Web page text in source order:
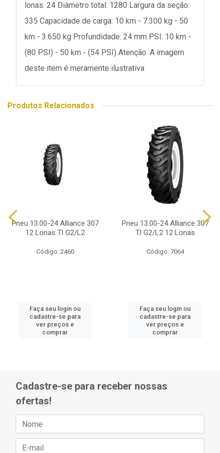
lonas: 24 Diâmetro total: 1280 Largura da seção:
335 Capacidade de carga: 10 km - 7.300 kg - 50
km - 3.650 kg Profundidade: 24 mm PSI: 10 km -
(80 PSI) - 50 km - (54 PSI) Atenção: A imagem
deste item é meramente ilustrativa
Produtos Relacionados
Pneu 13.00-24 Alliance 307
12 Lonas Tl G2/L2
Código: 2460
Faça seu login ou
cadastre-se para
ver preços e
comprar
Pneu 13.00-24 Alliance 307
Tl G2/L2 12 Lonas
Código: 7064
Faça seu login ou
cadastre-se para
ver preços e
comprar
Cadastre-se para receber nossas
ofertas!